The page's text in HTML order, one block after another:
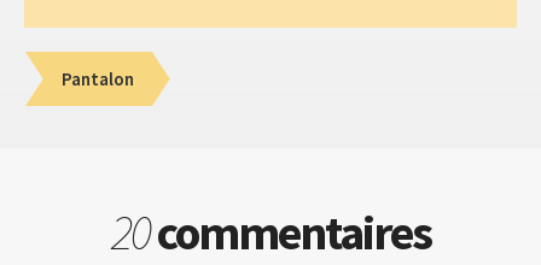
Pantalon
20commentaires